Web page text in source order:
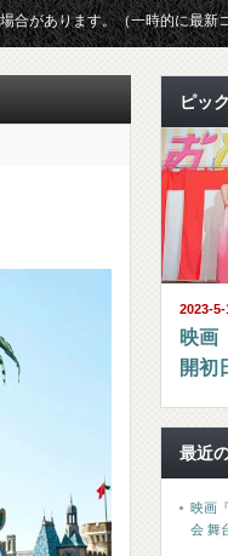
に最新コンテンツのページ更新
ピッ
2023-5-
映画
開初
最近
映画
会 舞